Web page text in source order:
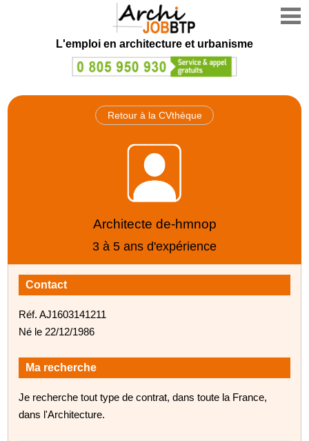
L'emploi en architecture et urbanisme
Retour à la CVthèque
Architecte de-hmnop
3 à 5 ans d'expérience
Contact
Réf. AJ1603141211
Né le 22/12/1986
Ma recherche
Je recherche tout type de contrat, dans toute la France,
dans l'Architecture.